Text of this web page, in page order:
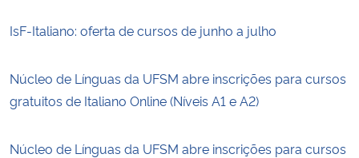
IsF-Italiano: oferta de cursos de junho a julho
Núcleo de Línguas da UFSM abre inscrições para cursos
gratuitos de Italiano Online (Níveis A1 e A2)
Núcleo de Línguas da UFSM abre inscrições para cursos